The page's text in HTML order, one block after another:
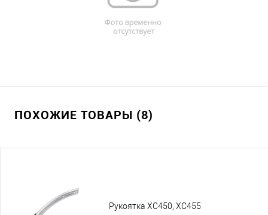
ПОХОЖИЕ ТОВАРЫ (8)
Рукоятка XC450, XC455